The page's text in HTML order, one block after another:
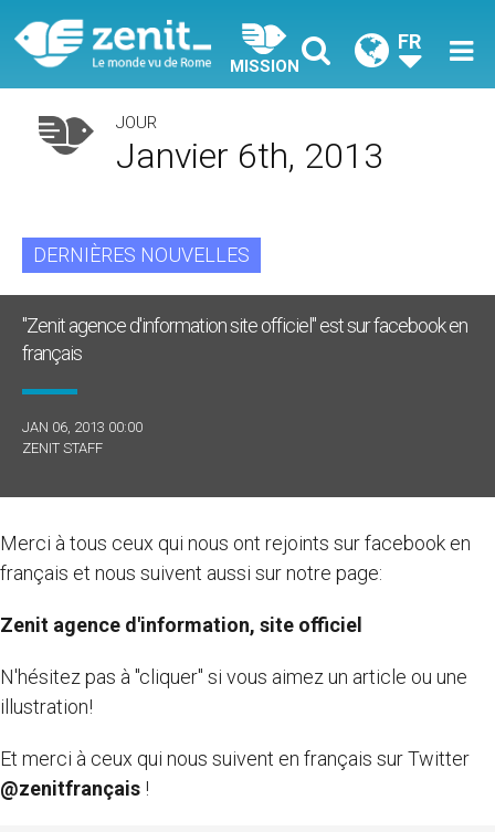
MISSION
FR
JOUR
Janvier 6th, 2013
DERNIÈRES NOUVELLES
"Zenit agence d'information site officiel" est sur facebook en
français
JAN 06, 2013 00:00
ZENIT STAFF
Merci à tous ceux qui nous ont rejoints sur facebook en
français et nous suivent aussi sur notre page:
Zenit agence d'information, site officiel
N'hésitez pas à "cliquer" si vous aimez un article ou une
illustration!
Et merci à ceux qui nous suivent en français sur Twitter
@zenitfrançais !